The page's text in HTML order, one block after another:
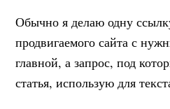
Обычно я делаю одну
продвигаемого сайта с
главной, а запрос, под
статья, использую для